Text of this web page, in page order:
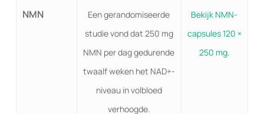
NMN
Een gerandomiseerde
studie vond dat 250 mg
NMN per dag gedurende
twaalf weken het NAD+-
niveau in volbloed
verhoogde.
Bekijk NMN-
capsules 120 ×
250 mg.